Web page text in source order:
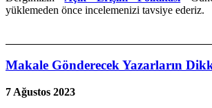
yüklemeden önce incelemenizi tavsiye ederiz.
Makale Gönderecek Yazarların
7 Ağustos 2023